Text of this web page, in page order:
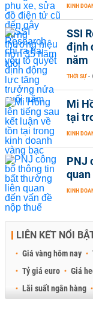
KINH
SSI
định
năm
THỜI SỰ -
Mi
tại
KINH
PNJ
quan
KINH
LIÊN KẾT NỔI
Giá vàng hôm nay
Tỷ giá euro
Giá
Lãi suất ngân hàng